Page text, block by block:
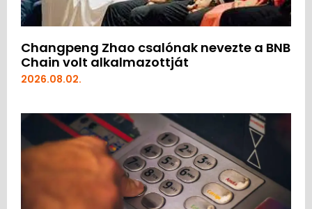
Changpeng Zhao csalónak nevezte a BNB
Chain volt alkalmazottját
2026.08.02.